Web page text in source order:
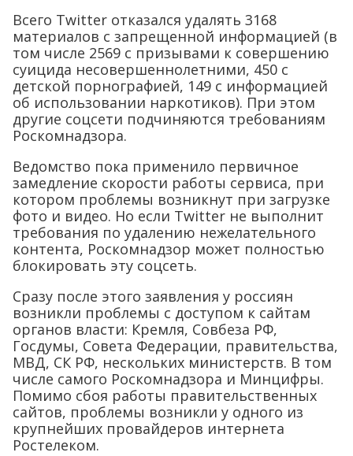
Всего Twitter отказался удалять 3168
материалов с запрещенной информацией (в
том числе 2569 с призывами к совершению
суицида несовершеннолетними, 450 с
детской порнографией, 149 с информацией
об использовании наркотиков). При этом
другие соцсети подчиняются требованиям
Роскомнадзора.
Ведомство пока применило первичное
замедление скорости работы сервиса, при
котором проблемы возникнут при загрузке
фото и видео. Но если Twitter не выполнит
требования по удалению нежелательного
контента, Роскомнадзор может полностью
блокировать эту соцсеть.
Сразу после этого заявления у россиян
возникли проблемы с доступом к сайтам
органов власти: Кремля, Совбеза РФ,
Госдумы, Совета Федерации, правительства,
МВД, СК РФ, нескольких министерств. В том
числе самого Роскомнадзора и Минцифры.
Помимо сбоя работы правительственных
сайтов, проблемы возникли у одного из
крупнейших провайдеров интернета
Ростелеком.